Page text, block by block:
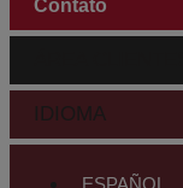
Contato
IDIOMA